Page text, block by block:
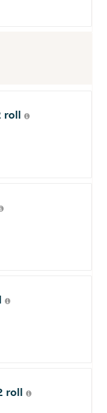
roll
roll